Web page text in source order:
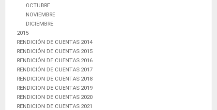
OCTUBRE
NOVIEMBRE
DICIEMBRE
2015
RENDICIÓN DE CUENTAS 2014
RENDICIÓN DE CUENTAS 2015
RENDICIÓN DE CUENTAS 2016
RENDICIÓN DE CUENTAS 2017
RENDICION DE CUENTAS 2018
RENDICION DE CUENTAS 2019
RENDICION DE CUENTAS 2020
RENDICION DE CUENTAS 2021